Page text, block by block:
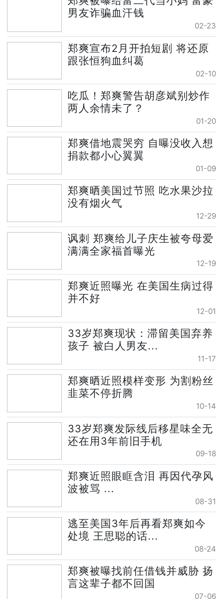
男友诈骗血汗钱
02-23
郑爽宣布2月开拍短剧 将还原
跟张恒狗血纠葛
02-10
吃瓜！郑爽警告胡彦斌别炒作
两人余情未了？
01-20
郑爽借地震哭穷 自曝没收入想
捐款都小心翼翼
01-09
郑爽晒美国过节照 吃水果沙拉
没有烟火气
12-29
讽刺 郑爽给儿子庆生被夸母爱
满满全家福首曝光
12-19
郑爽近照曝光 在美国生病过得
并不好
12-01
33岁郑爽现状：滞留美国弃养
孩子 被白人男友...
11-17
郑爽晒近照模样变形 为割粉丝
韭菜不停折腾
10-14
33岁郑爽发际线后移星味全无
还在用3年前旧手机
09-18
郑爽近照眼眶含泪 再因代孕风
波被骂 ...
08-31
逃至美国3年后再看郑爽如今
处境 王思聪的话...
08-24
郑爽被曝找前任借钱并威胁 扬
言这辈子都不回国
07-06